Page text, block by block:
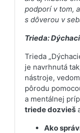
podporí v tom,
s dôverou v
Trieda:
Trieda
je navrhnutá
nástroje,
pôrodu
a mentálnej
triede dozvieš
Ako